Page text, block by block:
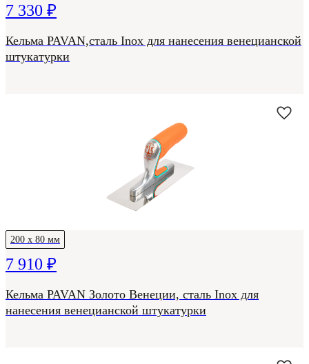
7 330 ₽
Кельма PAVAN,сталь Inox для нанесения венецианской
штукатурки
200 х 80 мм
7 910 ₽
Кельма PAVAN Золото Венеции, сталь Inox для
нанесения венецианской штукатурки